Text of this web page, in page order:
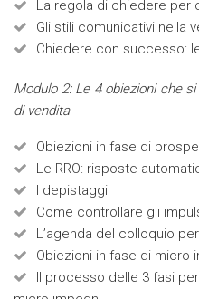
La regola di chiedere per
Gli stili comunicativi nella
Chiedere con successo:
Modulo 2: Le 4 obiezioni che
di vendita
Obiezioni in fase di
Le RRO: risposte
I depistaggi
Come controllare gli
L’agenda del colloquio
Obiezioni in fase di micro-
Il processo delle 3 fasi